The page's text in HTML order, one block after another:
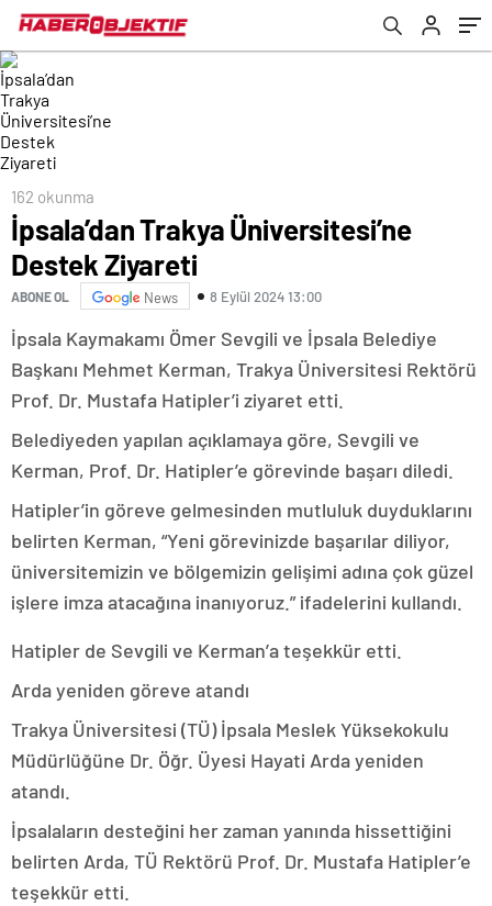
162 okunma
İpsala’dan Trakya Üniversitesi’ne
Destek Ziyareti
ABONE OL News 8 Eylül 2024 13:00
İpsala Kaymakamı Ömer Sevgili ve İpsala Belediye
Başkanı Mehmet Kerman, Trakya Üniversitesi Rektörü
Prof. Dr. Mustafa Hatipler’i ziyaret etti.
Belediyeden yapılan açıklamaya göre, Sevgili ve
Kerman, Prof. Dr. Hatipler’e görevinde başarı diledi.
Hatipler’in göreve gelmesinden mutluluk duyduklarını
belirten Kerman, “Yeni görevinizde başarılar diliyor,
üniversitemizin ve bölgemizin gelişimi adına çok güzel
işlere imza atacağına inanıyoruz.” ifadelerini kullandı.
Hatipler de Sevgili ve Kerman’a teşekkür etti.
Arda yeniden göreve atandı
Trakya Üniversitesi (TÜ) İpsala Meslek Yüksekokulu
Müdürlüğüne Dr. Öğr. Üyesi Hayati Arda yeniden
atandı.
İpsalaların desteğini her zaman yanında hissettiğini
belirten Arda, TÜ Rektörü Prof. Dr. Mustafa Hatipler’e
teşekkür etti.